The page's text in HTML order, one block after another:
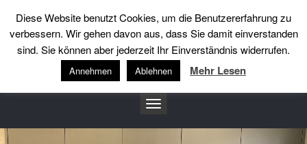
++49 (0)5201-3241 info@heidemannsound.de
heidemannsound
Toggle
Diese Website benutzt Cookies, um die Benutzererfahrung zu
verbessern. Wir gehen davon aus, dass Sie damit einverstanden
sind. Sie können aber jederzeit Ihr Einverständnis widerrufen.
Annehmen Ablehnen Mehr Lesen